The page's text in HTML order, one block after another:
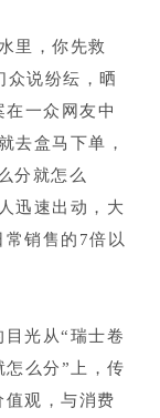
里，你先救
众说纷纭，晒
一众网友中
去盒马下单，
分就怎么
迅速出动，大
销售的7倍以
光从“瑞士卷
么分”上，传
观，与消费